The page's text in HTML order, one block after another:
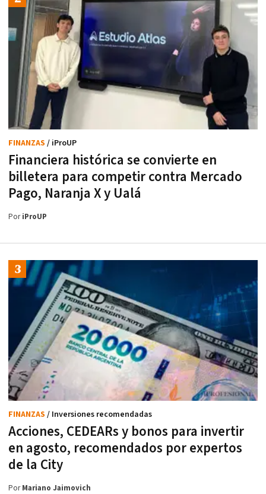
Financiera histórica se convierte en
billetera para competir contra Mercado
Pago, Naranja X y Ualá
FINANZAS / iProUP
PoriProUP
Acciones, CEDEARs y bonos para invertir
en agosto, recomendados por expertos
de la City
FINANZAS / Inversiones recomendadas
PorMariano Jaimovich